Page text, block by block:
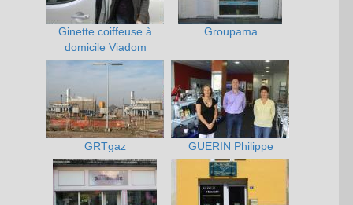
Ginette coiffeuse à
domicile Viadom
Groupama
GRTgaz GUERIN Philippe